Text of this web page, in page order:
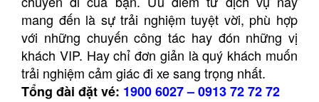
mang đến là sự trải nghiệm tuyệt vời, phù hợp
với những chuyến công tác hay đón những vị
khách VIP. Hay chỉ đơn giản là quý khách muốn
trải nghiệm cảm giác đi xe sang trọng nhất.
Tổng đài đặt vé: 1900 6027–0913 72 72 72